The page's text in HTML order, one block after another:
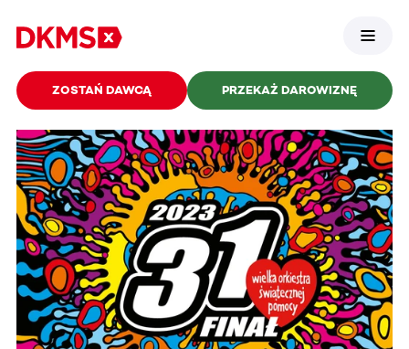
ZOSTAŃ DAWCĄ PRZEKAŻ DAROWIZNĘ